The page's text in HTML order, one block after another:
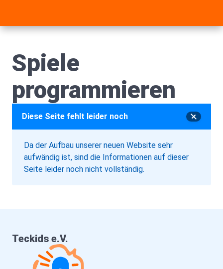
Spiele
programmieren
Diese Seite fehlt leider noch
Da der Aufbau unserer neuen Website sehr
aufwändig ist, sind die Informationen auf dieser
Seite leider noch nicht vollständig.
Teckids e.V.